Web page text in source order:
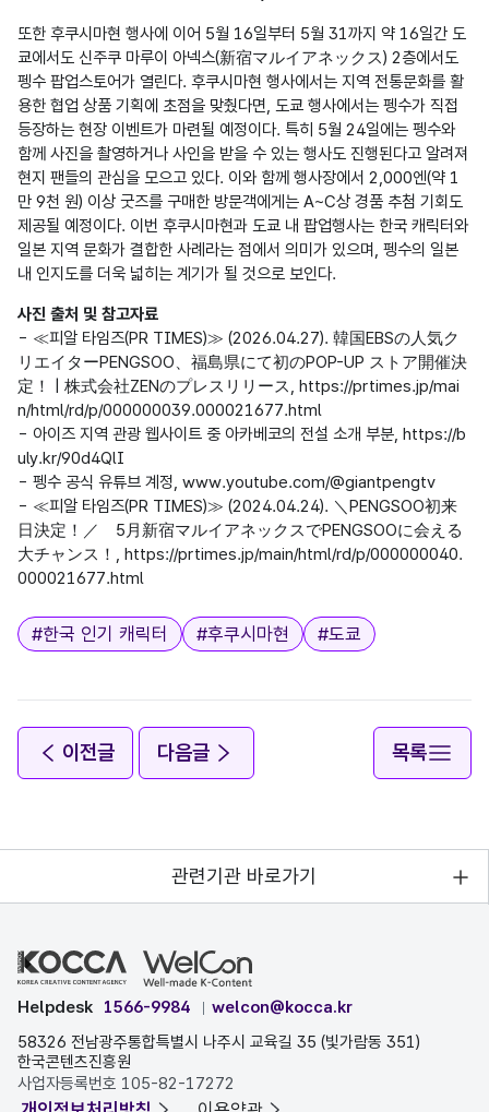
또한 후쿠시마현 행사에 이어 5월 16일부터 5월 31까지 약 16일간 도
쿄에서도 신주쿠 마루이 아넥스(新宿マルイアネックス) 2층에서도
펭수 팝업스토어가 열린다. 후쿠시마현 행사에서는 지역 전통문화를 활
용한 협업 상품 기획에 초점을 맞췄다면, 도쿄 행사에서는 펭수가 직접
등장하는 현장 이벤트가 마련될 예정이다. 특히 5월 24일에는 펭수와
함께 사진을 촬영하거나 사인을 받을 수 있는 행사도 진행된다고 알려져
현지 팬들의 관심을 모으고 있다. 이와 함께 행사장에서 2,000엔(약 1
만 9천 원) 이상 굿즈를 구매한 방문객에게는 A~C상 경품 추첨 기회도
제공될 예정이다. 이번 후쿠시마현과 도쿄 내 팝업행사는 한국 캐릭터와
일본 지역 문화가 결합한 사례라는 점에서 의미가 있으며, 펭수의 일본
내 인지도를 더욱 넓히는 계기가 될 것으로 보인다.
사진 출처 및 참고자료
- ≪피알 타임즈(PR TIMES)≫ (2026.04.27). 韓国EBSの人気ク
リエイターPENGSOO、福島県にて初のPOP-UP ストア開催決
定！ | 株式会社ZENのプレスリリース, https://prtimes.jp/mai
n/html/rd/p/000000039.000021677.html
- 아이즈 지역 관광 웹사이트 중 아카베코의 전설 소개 부분, https://b
uly.kr/90d4QlI
- 펭수 공식 유튜브 계정, www.youtube.com/@giantpengtv
- ≪피알 타임즈(PR TIMES)≫ (2024.04.24). ＼PENGSOO初来
日決定！／　5月新宿マルイアネックスでPENGSOOに会える
大チャンス！, https://prtimes.jp/main/html/rd/p/000000040.
태그
#한국 인기 캐릭터 #후쿠시마현 #도쿄
이전글 다음글 목록
관련기관 바로가기
Helpdesk 1566-9984
welcon@kocca.kr
58326 전남광주통합특별시 나주시 교육길 35 (빛가람동 351)
한국콘텐츠진흥원
사업자등록번호 105-82-17272